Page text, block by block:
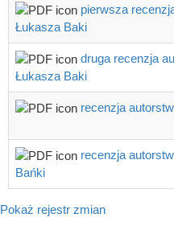
pierwsza
Łukasza Baki
druga recenzja
Łukasza Baki
recenzja
recenzja
Bańki
Pokaż rejestr zmian